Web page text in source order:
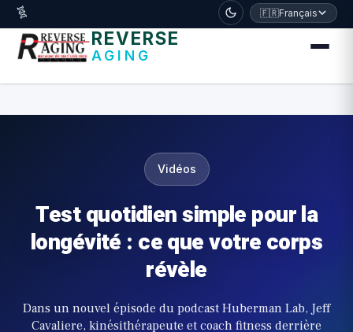
דלג לתוכן הראשי
🧬 🇫🇷Français
REVERSE
AGING
Vidéos
Test quotidien simple pour la
longévité : ce que votre corps
révèle
Dans un nouvel épisode du podcast Huberman Lab, Jeff
Cavaliere, kinésithérapeute et coach fitness derrière